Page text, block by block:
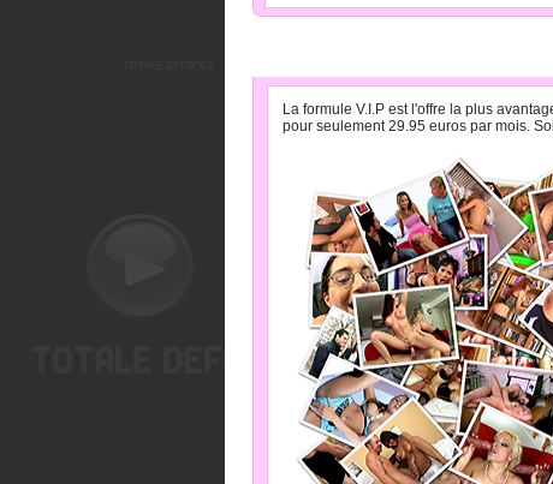
La formule V.I.P est l'offre la plus
pour seulement 29.95 euros par mois.